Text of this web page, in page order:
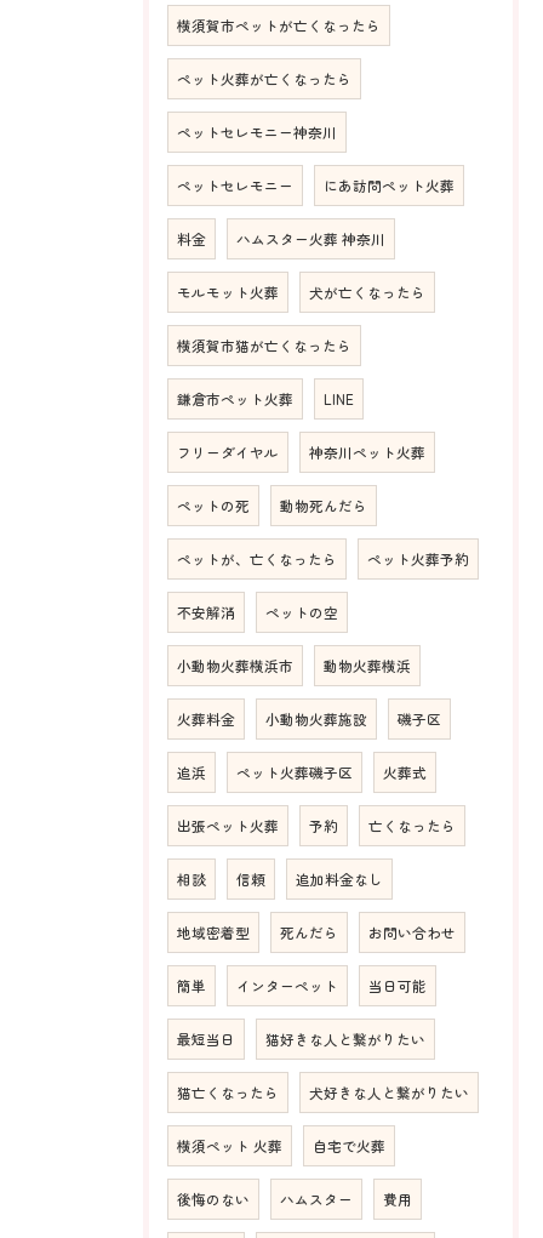
横須賀市ペットが亡くなったら
ペット火葬が亡くなったら
ペットセレモニー神奈川
ペットセレモニー にあ訪問ペット火葬
料金 ハムスター火葬 神奈川
モルモット火葬 犬が亡くなったら
横須賀市猫が亡くなったら
鎌倉市ペット火葬 LINE
フリーダイヤル 神奈川ペット火葬
ペットの死 動物死んだら
ペットが、亡くなったら ペット火葬予約
不安解消 ペットの空
小動物火葬横浜市 動物火葬横浜
火葬料金 小動物火葬施設 磯子区
追浜 ペット火葬磯子区 火葬式
出張ペット火葬 予約 亡くなったら
相談 信頼 追加料金なし
地域密着型 死んだら お問い合わせ
簡単 インターペット 当日可能
最短当日 猫好きな人と繋がりたい
猫亡くなったら 犬好きな人と繋がりたい
横須ペット 火葬 自宅で火葬
後悔のない ハムスター 費用